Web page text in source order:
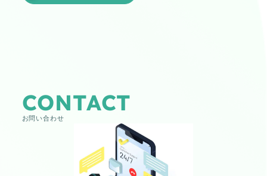
CONTACT
お問い合わせ